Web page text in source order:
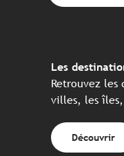
Les
Retrouvez les
villes, les
Découvrir